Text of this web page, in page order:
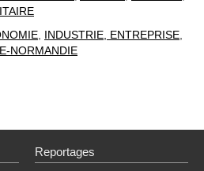
, INDUSTRIE, ENTREPRISE,
NORMANDIE
Reportages